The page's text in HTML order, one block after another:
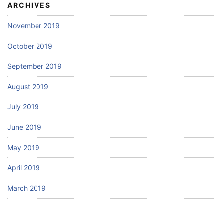
ARCHIVES
November 2019
October 2019
September 2019
August 2019
July 2019
June 2019
May 2019
April 2019
March 2019